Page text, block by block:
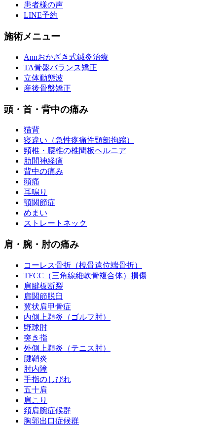
患者様の声
LINE予約
施術メニュー
Annおかざき式鍼灸治療
TA骨盤バランス矯正
立体動態波
産後骨盤矯正
頭・首・背中の痛み
猫背
寝違い（急性疼痛性頸部拘縮）
頸椎・腰椎の椎間板ヘルニア
肋間神経痛
背中の痛み
頭痛
耳鳴り
顎関節症
めまい
ストレートネック
肩・腕・肘の痛み
コーレス骨折（橈骨遠位端骨折）
TFCC（三角線維軟骨複合体）損傷
肩腱板断裂
肩関節脱臼
翼状肩甲骨症
内側上顆炎（ゴルフ肘）
野球肘
突き指
外側上顆炎（テニス肘）
腱鞘炎
肘内障
手指のしびれ
五十肩
肩こり
頚肩腕症候群
胸郭出口症候群